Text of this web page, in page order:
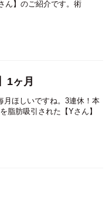
ん】のご紹介です。術
1ヶ月
月ほしいですね。3連休！本
脂肪吸引された【Yさん】